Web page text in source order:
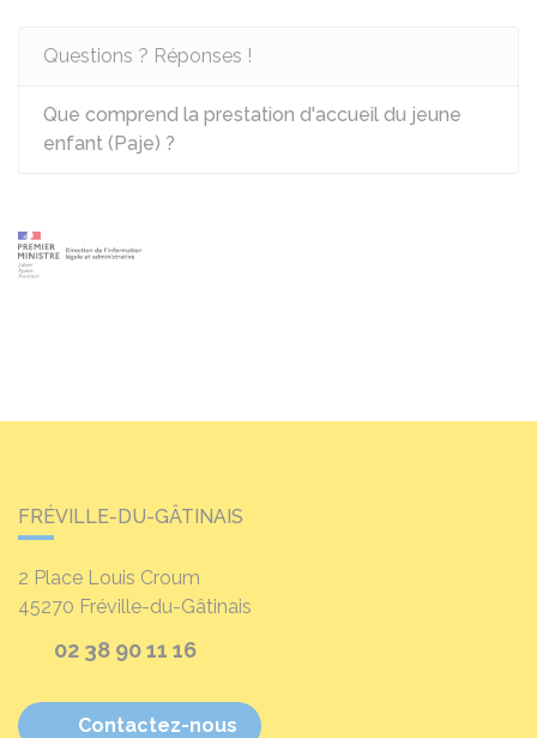
Questions ? Réponses !
Que comprend la prestation d'accueil du jeune
enfant (Paje) ?
FRÉVILLE-DU-GÂTINAIS
2 Place Louis Croum
45270 Fréville-du-Gâtinais
02 38 90 11 16
Contactez-nous